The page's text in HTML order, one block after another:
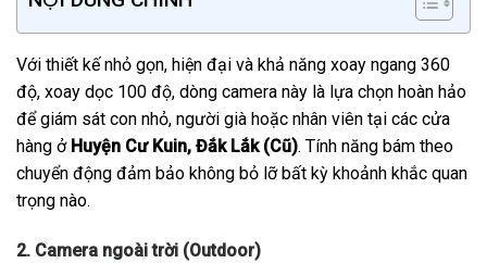
Với thiết kế nhỏ gọn, hiện đại và khả năng xoay ngang 360
độ, xoay dọc 100 độ, dòng camera này là lựa chọn hoàn hảo
để giám sát con nhỏ, người già hoặc nhân viên tại các cửa
hàng ở Huyện Cư Kuin, Đắk Lắk (Cũ). Tính năng bám theo
chuyển động đảm bảo không bỏ lỡ bất kỳ khoảnh khắc quan
trọng nào.
2. Camera ngoài trời (Outdoor)